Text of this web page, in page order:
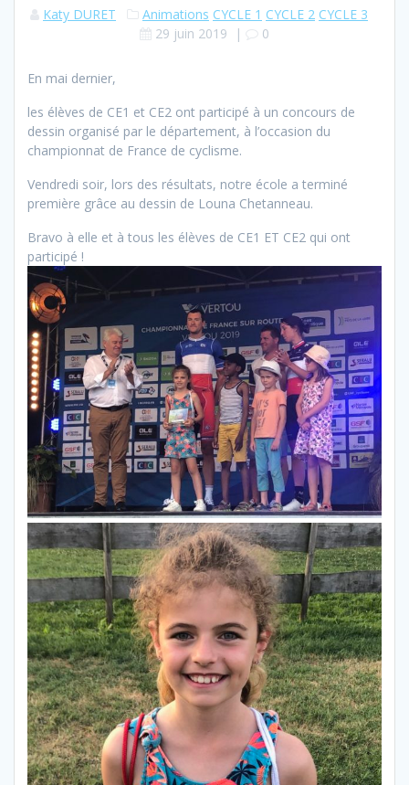
Katy DURET Animations CYCLE 1 CYCLE 2 CYCLE 3
29 juin 2019 | 0
En mai dernier,
les élèves de CE1 et CE2 ont participé à un concours de
dessin organisé par le département, à l’occasion du
championnat de France de cyclisme.
Vendredi soir, lors des résultats, notre école a terminé
première grâce au dessin de Louna Chetanneau.
Bravo à elle et à tous les élèves de CE1 ET CE2 qui ont
participé !